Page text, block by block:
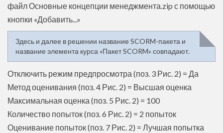
файл Основные концепции менеджмента.zip с помощью
кнопки «Добавить...»
Здесь и далее в решении название SCORM-пакета и
название элемента курса «Пакет SCORM» совпадают.
Отключить режим предпросмотра (поз. 3 Рис. 2) = Да
Метод оценивания (поз. 4 Рис. 2) = Высшая оценка
Максимальная оценка (поз. 5 Рис. 2) = 100
Количество попыток (поз. 6 Рис. 2) = 2 попыток
Оценивание попыток (поз. 7 Рис. 2) = Лучшая попытка